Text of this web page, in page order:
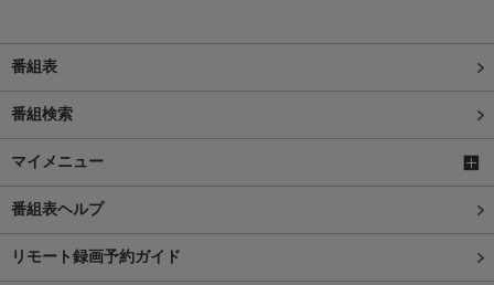
番組表
番組検索
マイメニュー
番組表ヘルプ
リモート録画予約ガイド